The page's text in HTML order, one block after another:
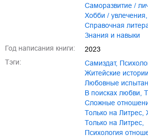
саморазвитие /
хобби / увлечения
справочная
знания и навыки
Год написания книги:
2023
Тэги:
Самиздат,
житейские истории
любовные
в поисках любви
сложные
только на Литрес
Только на Литрес
Психология